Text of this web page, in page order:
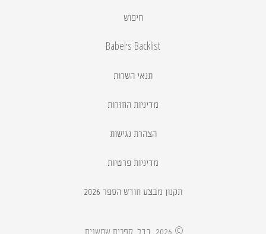
חיפוש
Babel's Backlist
תנאי השרות
מדיניות החזרות
הצהרת נגישות
מדיניות פרטיות
תקנון מבצע חודש הספר 2026